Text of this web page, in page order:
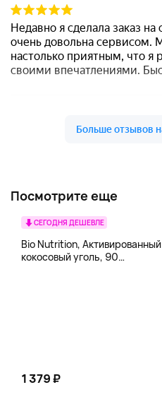
Посмотрите еще
СЕГОДНЯ ДЕШЕВЛЕ
Bio Nutrition, Активированный
кокосовый уголь, 90
1 379 ₽